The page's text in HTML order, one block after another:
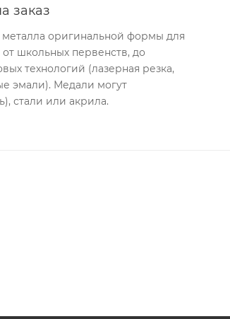
заказ
оригинальной формы для
школьных первенств, до
технологий (лазерная резка,
эмали). Медали могут
стали или акрила.